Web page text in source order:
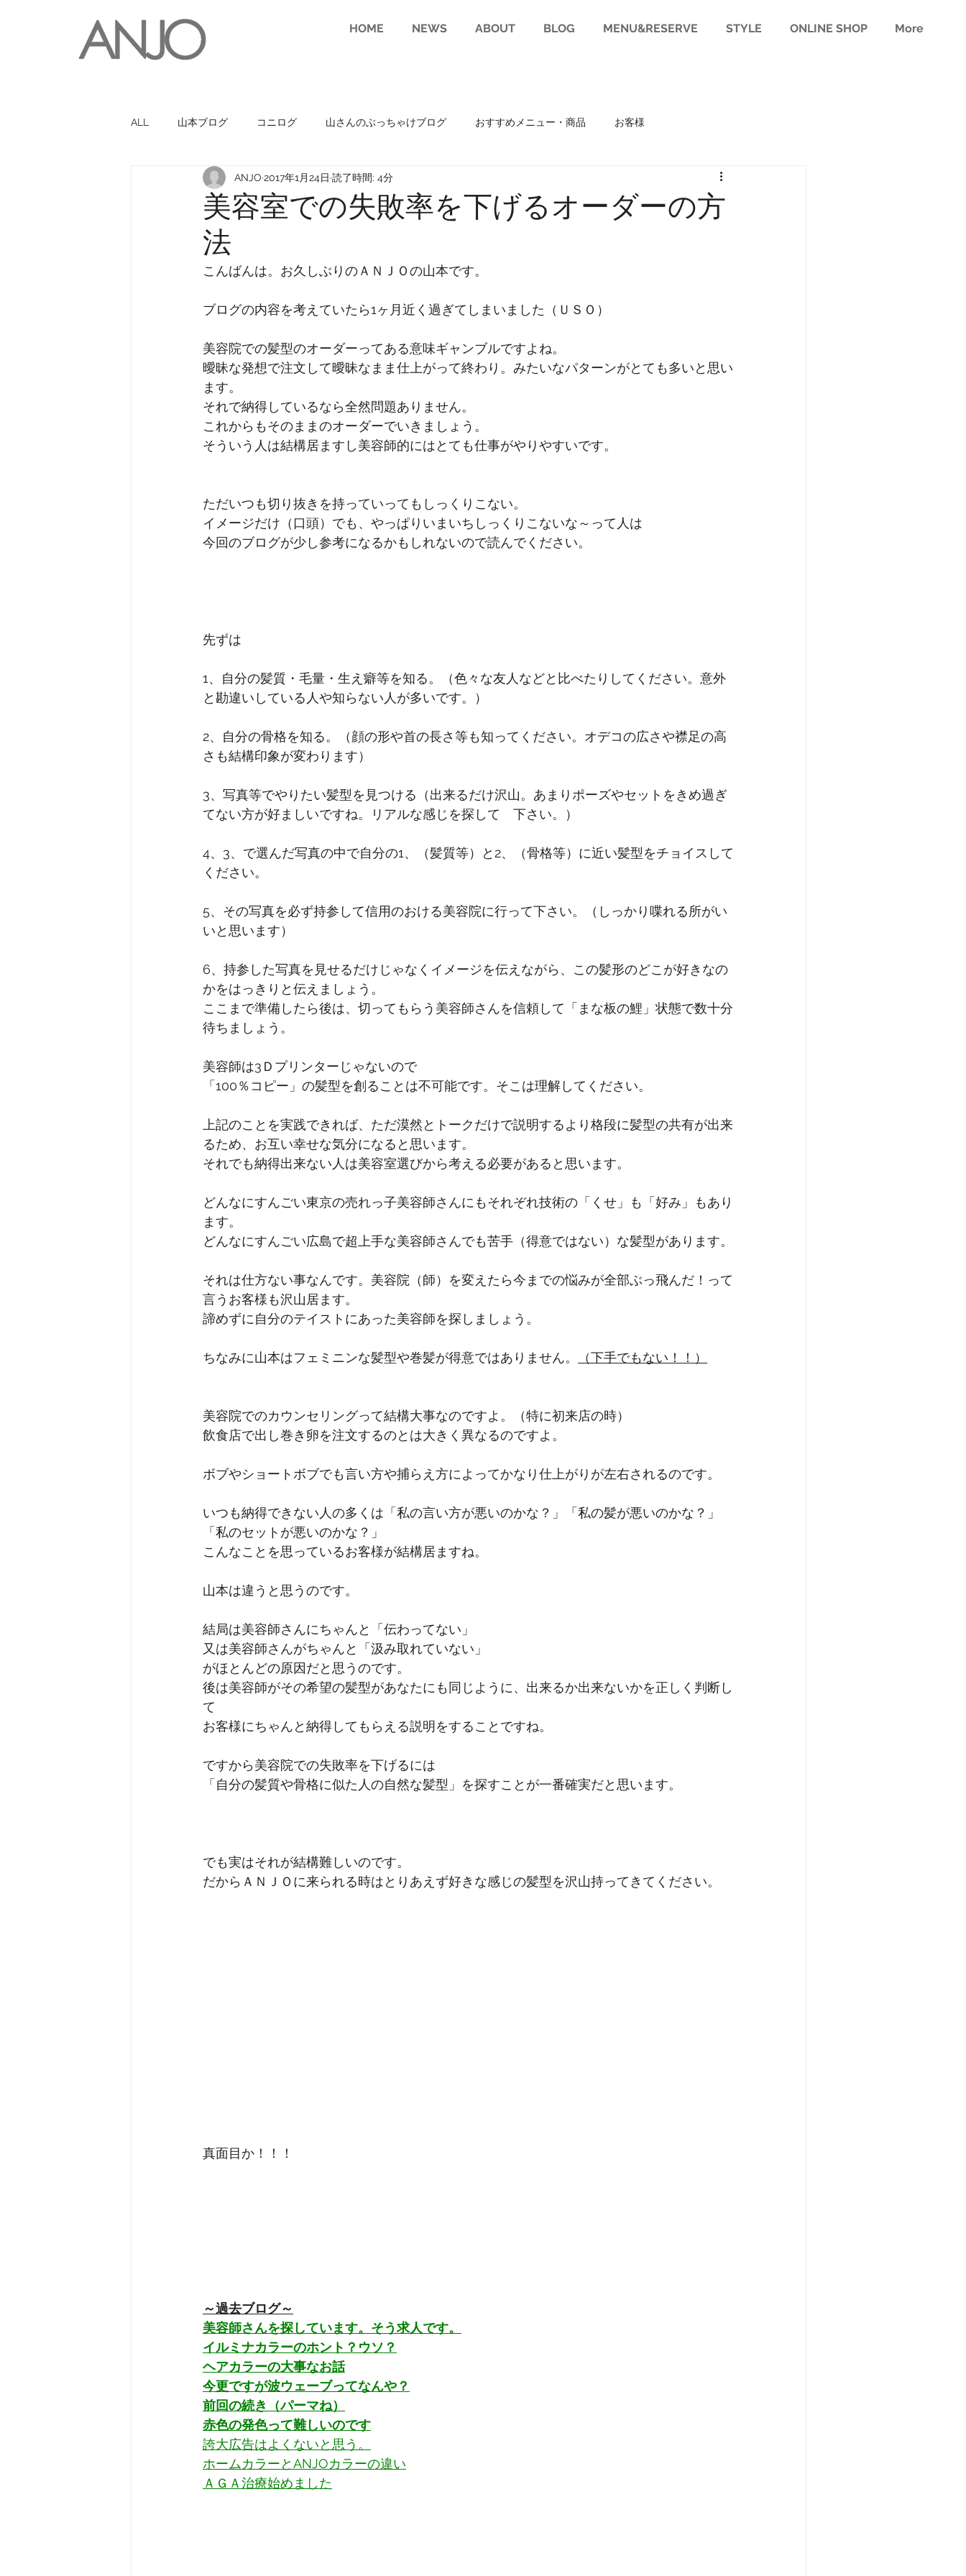
HOME NEWS ABOUT BLOG MENU&RESERVE STYLE ONLINE SHOP More
ALL 山本ブログ コニログ 山さんのぶっちゃけブログ おすすめメニュー・商品 お客様
お世話になっている人・お店 趣味 RECRUIT(求人)
美容室での失敗率を下げるオーダーの方
法
ANJO 2017年1月24日 読了時間: 4分
こんばんは。お久しぶりのＡＮＪＯの山本です。
ブログの内容を考えていたら1ヶ月近く過ぎてしまいました（ＵＳＯ）
美容院での髪型のオーダーってある意味ギャンブルですよね。
曖昧な発想で注文して曖昧なまま仕上がって終わり。みたいなパターンがとても多いと思い
ます。
それで納得しているなら全然問題ありません。
これからもそのままのオーダーでいきましょう。
そういう人は結構居ますし美容師的にはとても仕事がやりやすいです。
ただいつも切り抜きを持っていってもしっくりこない。
イメージだけ（口頭）でも、やっぱりいまいちしっくりこないな～って人は
今回のブログが少し参考になるかもしれないので読んでください。
先ずは
1、自分の髪質・毛量・生え癖等を知る。（色々な友人などと比べたりしてください。意外
と勘違いしている人や知らない人が多いです。）
2、自分の骨格を知る。（顔の形や首の長さ等も知ってください。オデコの広さや襟足の高
さも結構印象が変わります）
3、写真等でやりたい髪型を見つける（出来るだけ沢山。あまりポーズやセットをきめ過ぎ
てない方が好ましいですね。リアルな感じを探して　下さい。）
4、3、で選んだ写真の中で自分の1、（髪質等）と2、（骨格等）に近い髪型をチョイスして
ください。
5、その写真を必ず持参して信用のおける美容院に行って下さい。（しっかり喋れる所がい
いと思います）
6、持参した写真を見せるだけじゃなくイメージを伝えながら、この髪形のどこが好きなの
かをはっきりと伝えましょう。
ここまで準備したら後は、切ってもらう美容師さんを信頼して「まな板の鯉」状態で数十分
待ちましょう。
美容師は3Ｄプリンターじゃないので
「100％コピー」の髪型を創ることは不可能です。そこは理解してください。
上記のことを実践できれば、ただ漠然とトークだけで説明するより格段に髪型の共有が出来
るため、お互い幸せな気分になると思います。
それでも納得出来ない人は美容室選びから考える必要があると思います。
どんなにすんごい東京の売れっ子美容師さんにもそれぞれ技術の「くせ」も「好み」もあり
ます。
どんなにすんごい広島で超上手な美容師さんでも苦手（得意ではない）な髪型があります。
それは仕方ない事なんです。美容院（師）を変えたら今までの悩みが全部ぶっ飛んだ！って
言うお客様も沢山居ます。
諦めずに自分のテイストにあった美容師を探しましょう。
ちなみに山本はフェミニンな髪型や巻髪が得意ではありません。 （下手でもない！！）
美容院でのカウンセリングって結構大事なのですよ。（特に初来店の時）
飲食店で出し巻き卵を注文するのとは大きく異なるのですよ。
ボブやショートボブでも言い方や捕らえ方によってかなり仕上がりが左右されるのです。
いつも納得できない人の多くは「私の言い方が悪いのかな？」「私の髪が悪いのかな？」
「私のセットが悪いのかな？」
こんなことを思っているお客様が結構居ますね。
山本は違うと思うのです。
結局は美容師さんにちゃんと「伝わってない」
又は美容師さんがちゃんと「汲み取れていない」
がほとんどの原因だと思うのです。
後は美容師がその希望の髪型があなたにも同じように、出来るか出来ないかを正しく判断し
て
お客様にちゃんと納得してもらえる説明をすることですね。
ですから美容院での失敗率を下げるには
「自分の髪質や骨格に似た人の自然な髪型」を探すことが一番確実だと思います。
でも実はそれが結構難しいのです。
だからＡＮＪＯに来られる時はとりあえず好きな感じの髪型を沢山持ってきてください。
真面目か！！！
～過去ブログ～
美容師さんを探しています。そう求人です。
イルミナカラーのホント？ウソ？
ヘアカラーの大事なお話
今更ですが波ウェーブってなんや？
前回の続き（パーマね）
赤色の発色って難しいのです
誇大広告はよくないと思う。
ホームカラーとANJOカラーの違い
ＡＧＡ治療始めました